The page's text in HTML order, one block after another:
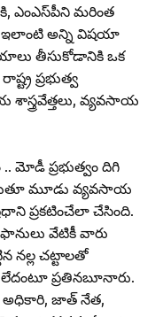
ఎంఎస్‌పీని మరింత
ఇలాంటి అన్ని విషయా
తీసుకోడానికి ఒక
ప్రభుత్వ
శాస్త్రవేత్తలు, వ్యవసాయ
మోడీ ప్రభుత్వం దిగి
మూడు వ్యవసాయ
ప్రకటించేలా చేసింది.
వేటికీ వారు
నల్ల చట్టాలతో
ప్రతినబూనారు.
అధికారి, జాత్‌ నేత,